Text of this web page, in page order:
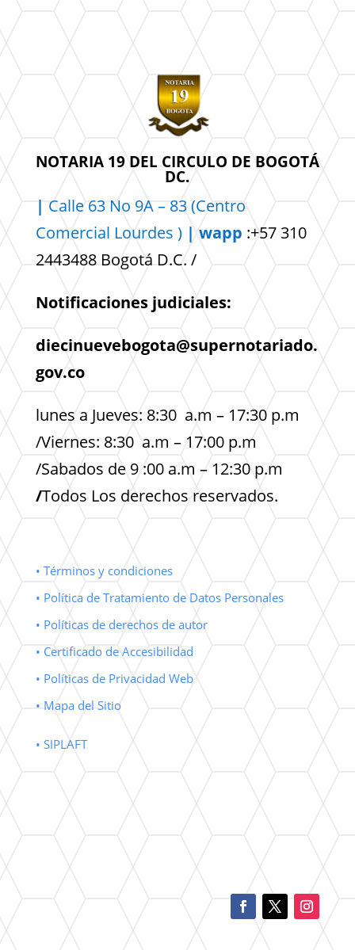
NOTARIA 19 DEL CIRCULO DE BOGOTÁ
DC.
| Calle 63 No 9A – 83 (Centro
Comercial Lourdes ) | wapp :+57 310
2443488 Bogotá D.C. /
Notificaciones judiciales:
diecinuevebogota@supernotariado.
gov.co
lunes a Jueves: 8:30 a.m – 17:30 p.m
/Viernes: 8:30 a.m – 17:00 p.m
/Sabados de 9 :00 a.m – 12:30 p.m
/Todos Los derechos reservados.
• Términos y condiciones
• Política de Tratamiento de Datos Personales
• Políticas de derechos de autor
• Certificado de Accesibilidad
• Políticas de Privacidad Web
• Mapa del Sitio
• SIPLAFT